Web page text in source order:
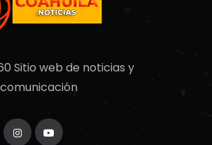
Sitio web de noticias y